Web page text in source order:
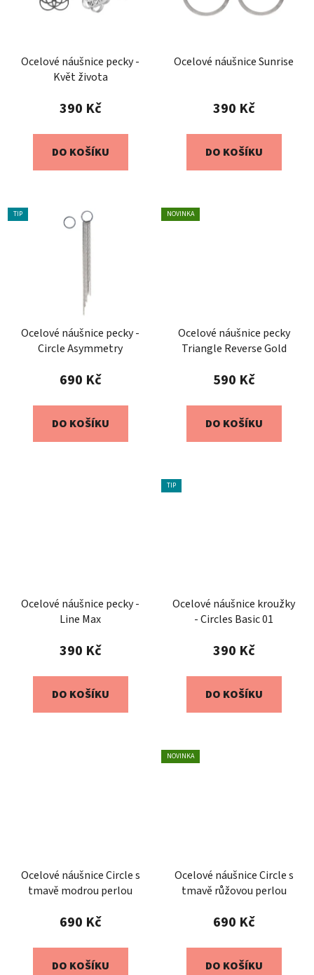
Ocelové náušnice pecky -
Květ života
390 Kč
DO KOŠÍKU
Ocelové náušnice Sunrise
390 Kč
DO KOŠÍKU
TIP
Ocelové náušnice pecky -
Circle Asymmetry
690 Kč
DO KOŠÍKU
NOVINKA
Ocelové náušnice pecky
Triangle Reverse Gold
590 Kč
DO KOŠÍKU
Ocelové náušnice pecky -
Line Max
390 Kč
DO KOŠÍKU
TIP
Ocelové náušnice kroužky
- Circles Basic 01
390 Kč
DO KOŠÍKU
Ocelové náušnice Circle s
tmavě modrou perlou
690 Kč
DO KOŠÍKU
NOVINKA
Ocelové náušnice Circle s
tmavě růžovou perlou
690 Kč
DO KOŠÍKU